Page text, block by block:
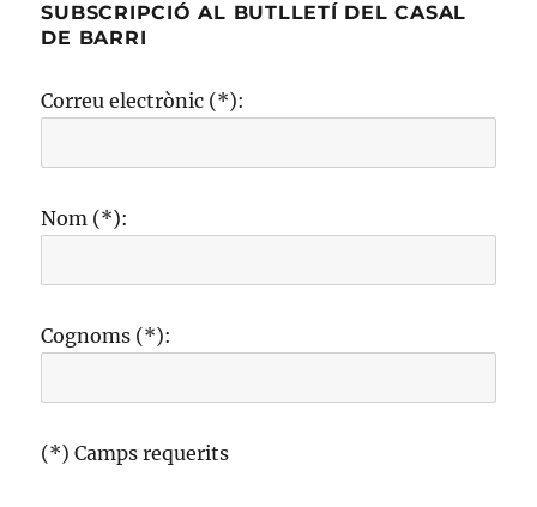
SUBSCRIPCIÓ AL BUTLLETÍ DEL CASAL
DE BARRI
Correu electrònic (*):
Nom (*):
Cognoms (*):
(*) Camps requerits